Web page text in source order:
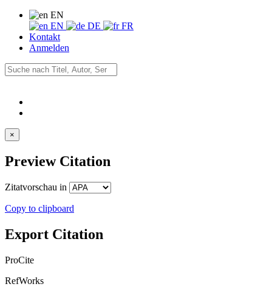
EN
EN
DE
FR
Kontakt
Anmelden
×
Preview Citation
Zitatvorschau in
Copy to clipboard
Export Citation
ProCite
RefWorks